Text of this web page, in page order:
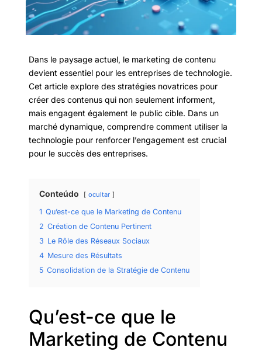
Dans le paysage actuel, le marketing de contenu
devient essentiel pour les entreprises de technologie.
Cet article explore des stratégies novatrices pour
créer des contenus qui non seulement informent,
mais engagent également le public cible. Dans un
marché dynamique, comprendre comment utiliser la
technologie pour renforcer l’engagement est crucial
pour le succès des entreprises.
Conteúdo ocultar
1 Qu’est-ce que le Marketing de Contenu
2 Création de Contenu Pertinent
3 Le Rôle des Réseaux Sociaux
4 Mesure des Résultats
5 Consolidation de la Stratégie de Contenu
Qu’est-ce que le
Marketing de Contenu